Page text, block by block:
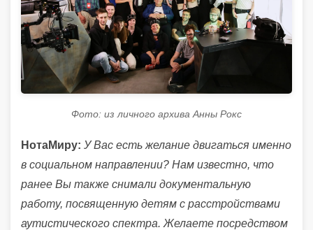
Фото: из личного архива Анны Рокс
НотаМиру: У Вас есть желание двигаться именно
в социальном направлении? Нам известно, что
ранее Вы также снимали документальную
работу, посвященную детям с расстройствами
аутистического спектра. Желаете посредством